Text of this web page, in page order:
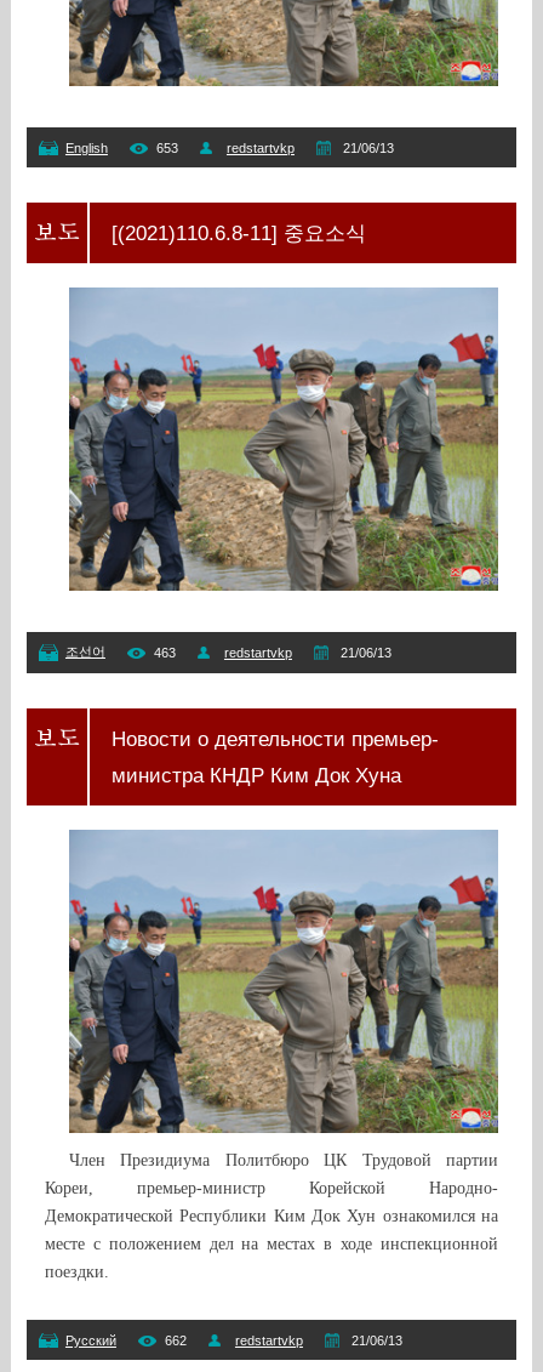
English 653 redstartvkp 21/06/13
[(2021)110.6.8-11] 중요소식
조선어 463 redstartvkp 21/06/13
Новости о деятельности премьер-
министра КНДР Ким Док Хуна
Член Президиума Политбюро ЦК Трудовой партии
Кореи, премьер-министр Корейской Народно-
Демократической Республики Ким Док Хун ознакомился на
месте с положением дел на местах в ходе инспекционной
поездки.
Русский 662 redstartvkp 21/06/13